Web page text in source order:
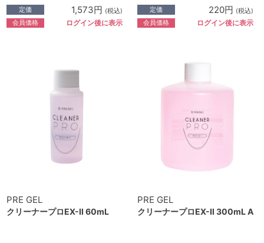
定価 1,573円 (税込)
会員価格 ログイン後に表示
定価 220円 (税込)
会員価格 ログイン後に表示
PRE GEL
クリーナープロEX-Ⅱ 60mL
PRE GEL
クリーナープロEX-Ⅱ 300mL A